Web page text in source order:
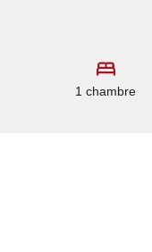
1 chambre